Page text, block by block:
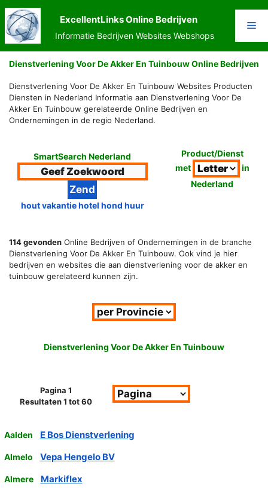
Ga
naar
de
inhoud
ExcellentLinks Online Bedrijven
Informatie Bedrijven Websites Webshops
Dienstverlening Voor De Akker En Tuinbouw Online Bedrijven
Dienstverlening Voor De Akker En Tuinbouw Websites Producten
Diensten in Nederland Informatie aan Dienstverlening Voor De
Akker En Tuinbouw gerelateerde Online Bedrijven en
Ondernemingen in de regio Nederland.
SmartSearch Nederland
hout vakantie hotel hond huur
Product/Dienst
met
in
Nederland
114 gevonden Online Bedrijven of Ondernemingen in de branche
Dienstverlening Voor De Akker En Tuinbouw. Ook vind je hier
bedrijven en websites die aan dienstverlening voor de akker en
tuinbouw gerelateerd kunnen zijn.
Dienstverlening Voor De Akker En Tuinbouw
Pagina 1
Resultaten 1 tot 60
Aalden E Bos Dienstverlening
Almelo Vepa Hengelo BV
Almere Markiflex